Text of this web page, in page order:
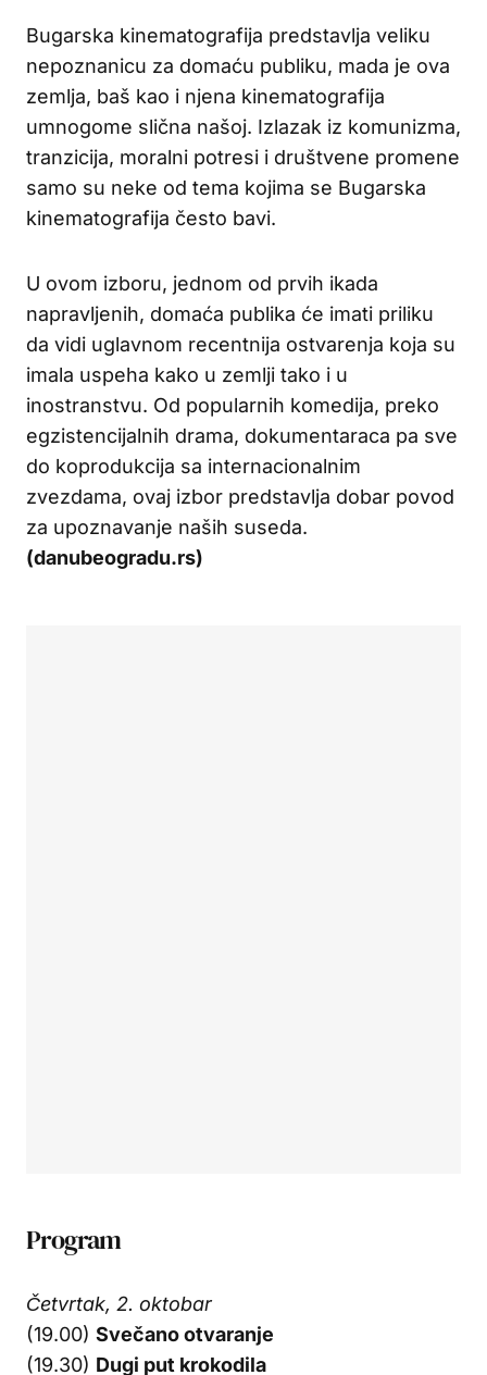
Bugarska kinematografija predstavlja veliku
nepoznanicu za domaću publiku, mada je ova
zemlja, baš kao i njena kinematografija
umnogome slična našoj. Izlazak iz komunizma,
tranzicija, moralni potresi i društvene promene
samo su neke od tema kojima se Bugarska
kinematografija često bavi.
U ovom izboru, jednom od prvih ikada
napravljenih, domaća publika će imati priliku
da vidi uglavnom recentnija ostvarenja koja su
imala uspeha kako u zemlji tako i u
inostranstvu. Od popularnih komedija, preko
egzistencijalnih drama, dokumentaraca pa sve
do koprodukcija sa internacionalnim
zvezdama, ovaj izbor predstavlja dobar povod
za upoznavanje naših suseda.
(danubeogradu.rs)
Program
Četvrtak, 2. oktobar
(19.00) Svečano otvaranje
(19.30) Dugi put krokodila